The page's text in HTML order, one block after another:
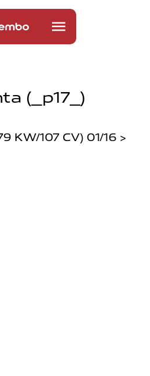
(_p17_)
KW/107 CV) 01/16 >